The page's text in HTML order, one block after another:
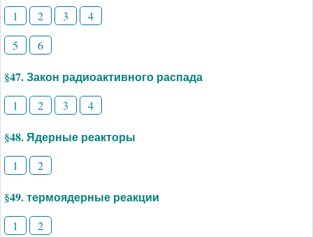
1 2 3
4
5
6
§47. Закон радиоактивного распада
1 2 3 4
§48. Ядерные реакторы
1 2
§49. термоядерные реакции
1 2